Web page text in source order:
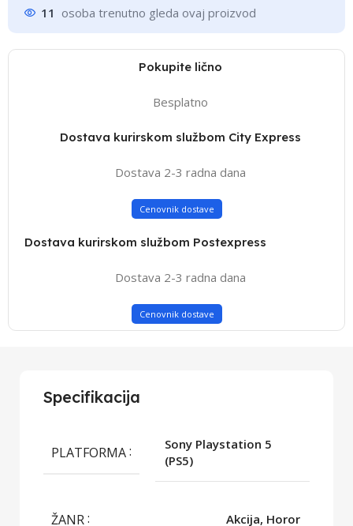
11 osoba trenutno gleda ovaj proizvod
Pokupite lično
Besplatno
Dostava kurirskom službom City Express
Dostava 2-3 radna dana
Cenovnik dostave
Dostava kurirskom službom Postexpress
Dostava 2-3 radna dana
Cenovnik dostave
Specifikacija
PLATFORMA
Sony Playstation 5
(PS5)
ŽANR Akcija, Horor